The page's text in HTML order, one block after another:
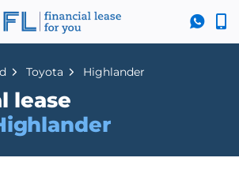
Toyota Highlander
lease